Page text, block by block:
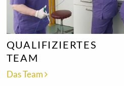
QUALIFIZIERTES
TEAM
Das Team